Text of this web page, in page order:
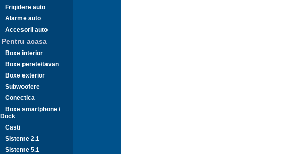
Frigidere auto
Alarme auto
Accesorii auto
Pentru acasa
Boxe interior
Boxe perete/tavan
Boxe exterior
Subwoofere
Conectica
Boxe smartphone /
Dock
Casti
Sisteme 2.1
Sisteme 5.1